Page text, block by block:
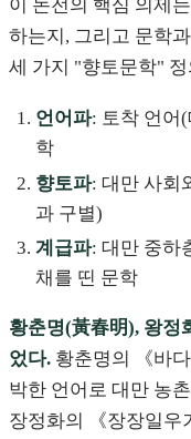
이 논전의 핵심 의제
하는지, 그리고 문학
세 가지 "향토문학"
언어파: 토착 언어
학
향토파: 대만 사회
과 구별)
계급파: 대만 중하
채를 띤 문학
황춘명(黃春明), 왕정
었다. 황춘명의 《바
박한 언어로 대만 농
장정화의 《장장일우